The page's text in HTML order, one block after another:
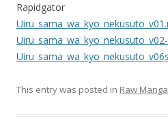
Rapidgator
This entry was posted in Raw